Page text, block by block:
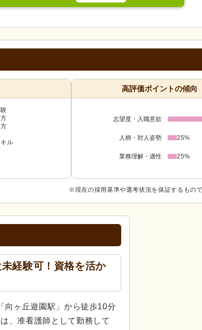
ル
高評価ポイントの傾向
志望度・入職意欲
人柄・対人姿勢 25%
業務理解・適性 25%
※現在の採用基準や選考状況を保証するもので
経験可！資格を活か
向ヶ丘遊園駅」から徒歩10分
、准看護師として勤務して